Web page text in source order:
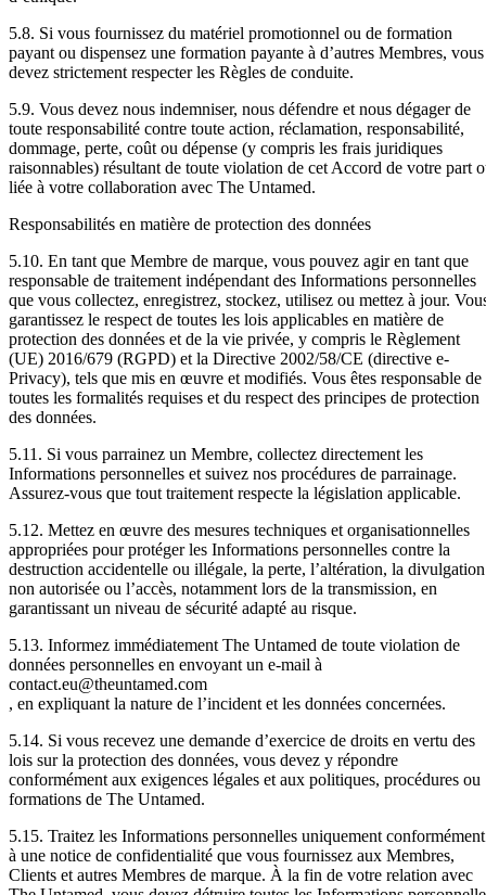
5.8. Si vous fournissez du matériel promotionnel ou de formation
payant ou dispensez une formation payante à d’autres Membres, vous
devez strictement respecter les Règles de conduite.
5.9. Vous devez nous indemniser, nous défendre et nous dégager de
toute responsabilité contre toute action, réclamation, responsabilité,
dommage, perte, coût ou dépense (y compris les frais juridiques
raisonnables) résultant de toute violation de cet Accord de votre part
liée à votre collaboration avec The Untamed.
Responsabilités en matière de protection des données
5.10. En tant que Membre de marque, vous pouvez agir en tant que
responsable de traitement indépendant des Informations personnelles
que vous collectez, enregistrez, stockez, utilisez ou mettez à jour.
garantissez le respect de toutes les lois applicables en matière de
protection des données et de la vie privée, y compris le Règlement
(UE) 2016/679 (RGPD) et la Directive 2002/58/CE (directive e-
Privacy), tels que mis en œuvre et modifiés. Vous êtes responsable de
toutes les formalités requises et du respect des principes de protection
des données.
5.11. Si vous parrainez un Membre, collectez directement les
Informations personnelles et suivez nos procédures de parrainage.
Assurez-vous que tout traitement respecte la législation applicable.
5.12. Mettez en œuvre des mesures techniques et organisationnelles
appropriées pour protéger les Informations personnelles contre la
destruction accidentelle ou illégale, la perte, l’altération, la divulgation
non autorisée ou l’accès, notamment lors de la transmission, en
garantissant un niveau de sécurité adapté au risque.
5.13. Informez immédiatement The Untamed de toute violation de
données personnelles en envoyant un e-mail à
contact.eu@theuntamed.com
, en expliquant la nature de l’incident et les données concernées.
5.14. Si vous recevez une demande d’exercice de droits en vertu des
lois sur la protection des données, vous devez y répondre
conformément aux exigences légales et aux politiques, procédures ou
formations de The Untamed.
5.15. Traitez les Informations personnelles uniquement conformément
à une notice de confidentialité que vous fournissez aux Membres,
Clients et autres Membres de marque. À la fin de votre relation avec